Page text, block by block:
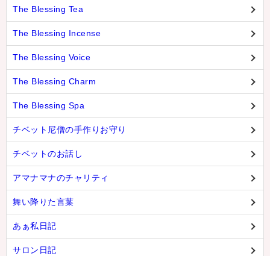
The Blessing Tea
The Blessing Incense
The Blessing Voice
The Blessing Charm
The Blessing Spa
チベット尼僧の手作りお守り
チベットのお話し
アマナマナのチャリティ
舞い降りた言葉
あぁ私日記
サロン日記